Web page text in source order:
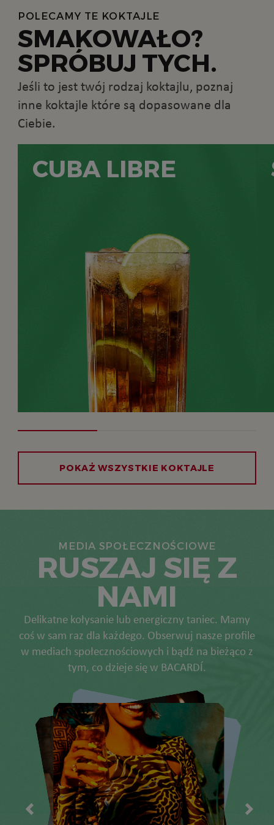
POLECAMY TE KOKTAJLE
SMAKOWAŁO?
SPRÓBUJ TYCH.
Jeśli to jest twój rodzaj koktajlu, poznaj
inne koktajle które są dopasowane dla
Ciebie.
CUBA LIBRE
POKAŻ WSZYSTKIE KOKTAJLE
MEDIA SPOŁECZNOŚCIOWE
RUSZAJ SIĘ Z
NAMI
Delikatne kołysanie lub energiczny taniec. Mamy
coś w sam raz dla każdego. Obserwuj nasze profile
w mediach społecznościowych i bądź na bieżąco z
tym, co dzieje się w BACARDÍ.